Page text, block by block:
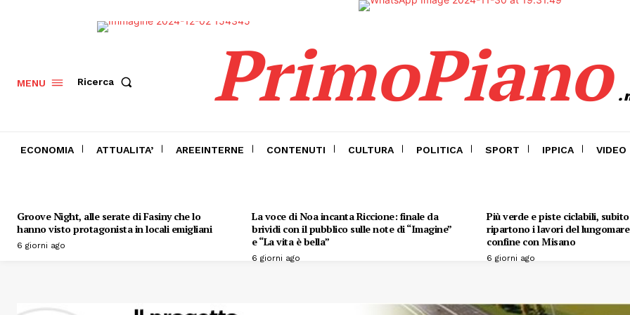
MENU Ricerca PrimoPiano
ECONOMIA ATTUALITA’ AREEINTERNE CONTENUTI CULTURA POLITICA SPORT IPPICA VIDEO
Groove Night, alle serate di Fasiny che lo
hanno visto protagonista in locali emigliani
6 giorni ago
La voce di Noa incanta Riccione: finale da
brividi con il pubblico sulle note di “Imagine”
e “La vita è bella”
6 giorni ago
Più verde e piste ciclabili,
ripartono i lavori del
confine con Misano
6 giorni ago